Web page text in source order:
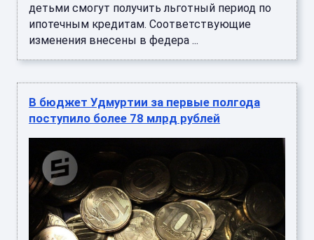
детьми смогут получить льготный период по
ипотечным кредитам. Соответствующие
изменения внесены в федера ...
В бюджет Удмуртии за первые полгода
поступило более 78 млрд рублей